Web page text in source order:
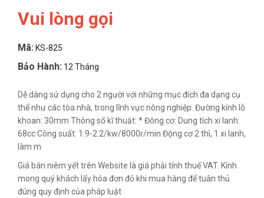
Vui lòng gọi
Mã: KS-825
Bảo Hành: 12 Tháng
Dễ dàng sử dụng cho 2 người với những mục đích đa dạng cụ
thể như các tòa nhà, trong lĩnh vực nông nghiệp. Đường kính lỗ
khoan: 30mm Thông số kĩ thuật: * Đông cơ: Dung tích xi lanh:
68cc Công suất: 1.9-2.2/kw/8000r/min Động cơ 2 thì, 1 xi lanh,
làm m
Giá bán niêm yết trên Website là giá phải tính thuế VAT. Kính
mong quý khách lấy hóa đơn đỏ khi mua hàng để tuân thủ
đúng quy định của pháp luật